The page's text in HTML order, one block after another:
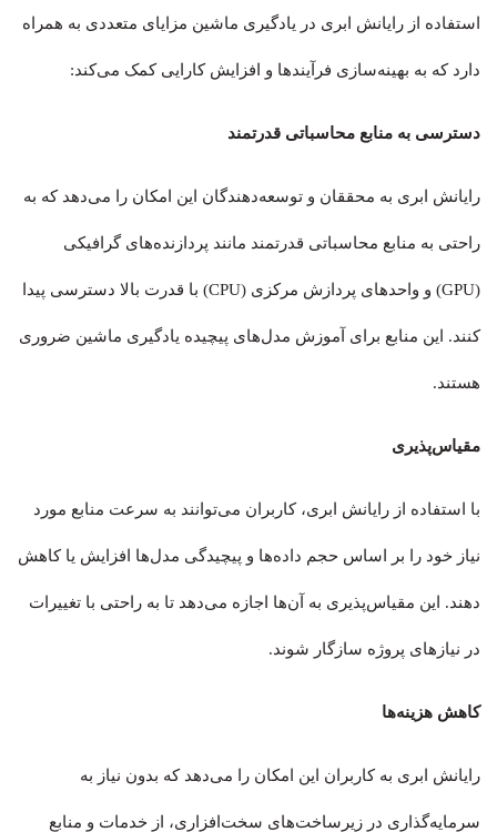
استفاده از رایانش ابری در یادگیری ماشین مزایای متعددی به همراه
دارد که به بهینه‌سازی فرآیندها و افزایش کارایی کمک می‌کند:
دسترسی به منابع محاسباتی قدرتمند
رایانش ابری به محققان و توسعه‌دهندگان این امکان را می‌دهد که به
راحتی به منابع محاسباتی قدرتمند مانند پردازنده‌های گرافیکی
(GPU) و واحدهای پردازش مرکزی (CPU) با قدرت بالا دسترسی پیدا
کنند. این منابع برای آموزش مدل‌های پیچیده یادگیری ماشین ضروری
هستند.
مقیاس‌پذیری
با استفاده از رایانش ابری، کاربران می‌توانند به سرعت منابع مورد
نیاز خود را بر اساس حجم داده‌ها و پیچیدگی مدل‌ها افزایش یا کاهش
دهند. این مقیاس‌پذیری به آن‌ها اجازه می‌دهد تا به راحتی با تغییرات
در نیازهای پروژه سازگار شوند.
کاهش هزینه‌ها
رایانش ابری به کاربران این امکان را می‌دهد که بدون نیاز به
سرمایه‌گذاری در زیرساخت‌های سخت‌افزاری، از خدمات و منابع